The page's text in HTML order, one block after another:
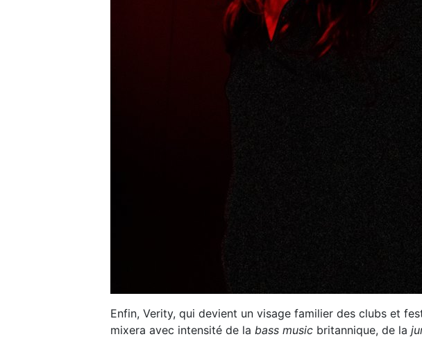
Enfin, Verity, qui devient un visage familier des clubs et
mixera avec intensité de la bass music britannique, de la